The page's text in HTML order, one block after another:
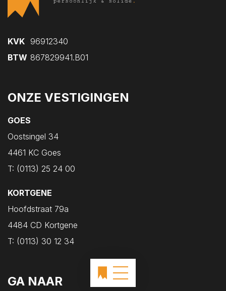
KVK 96912340
BTW 867829941.B01
ONZE VESTIGINGEN
GOES
Oostsingel 34
4461 KC Goes
T: (0113) 25 24 00
KORTGENE
Hoofdstraat 79a
4484 CD Kortgene
T: (0113) 30 12 34
GA NAAR